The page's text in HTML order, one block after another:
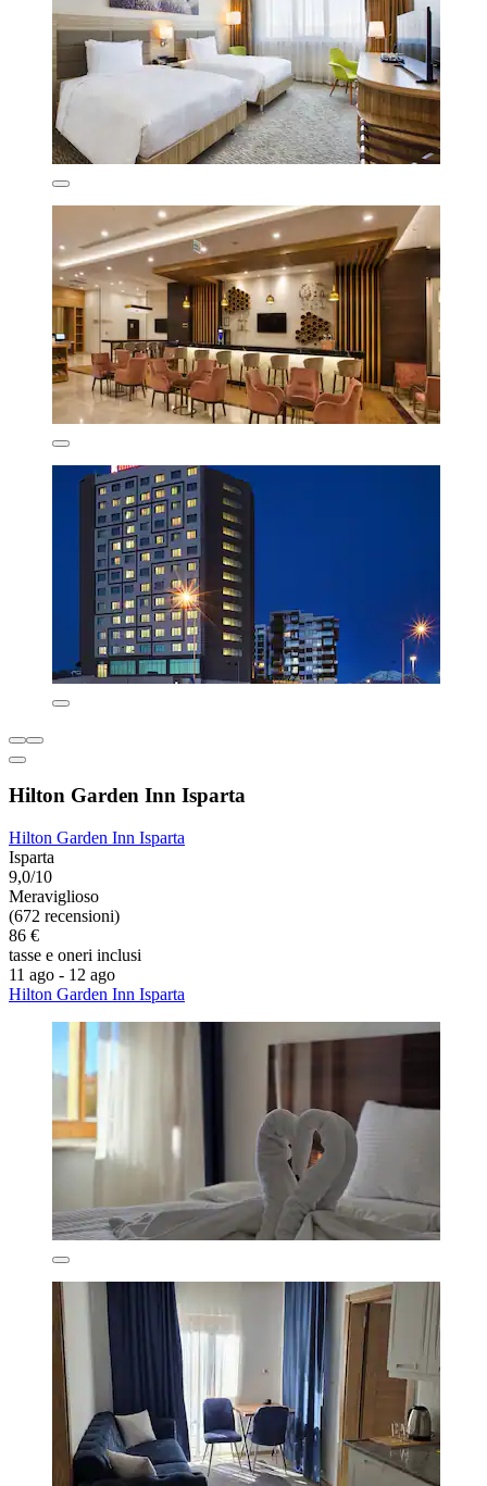
Hilton Garden Inn Isparta
Hilton Garden Inn Isparta
Isparta
9,0/10
Meraviglioso
(672 recensioni)
86 €
tasse e oneri inclusi
11 ago - 12 ago
Hilton Garden Inn Isparta